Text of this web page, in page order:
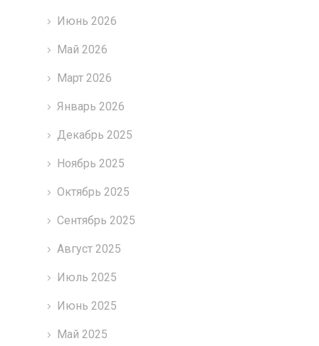
Июнь 2026
Май 2026
Март 2026
Январь 2026
Декабрь 2025
Ноябрь 2025
Октябрь 2025
Сентябрь 2025
Август 2025
Июль 2025
Июнь 2025
Май 2025